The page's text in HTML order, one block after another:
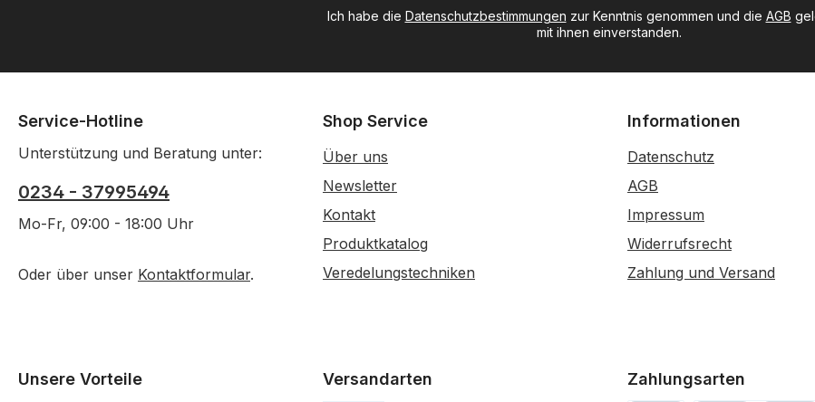
Ich habe die Datenschutzbestimmungen zur Kenntnis genommen und die AGB
mit ihnen einverstanden.
Service-Hotline
Unterstützung und Beratung unter:
0234 - 37995494
Mo-Fr, 09:00 - 18:00 Uhr
Oder über unser Kontaktformular.
Shop Service
Über uns
Newsletter
Kontakt
Produktkatalog
Veredelungstechniken
Informationen
Datenschutz
AGB
Impressum
Widerrufsrecht
Zahlung und Versand
Unsere Vorteile Versandarten Zahlungsarten